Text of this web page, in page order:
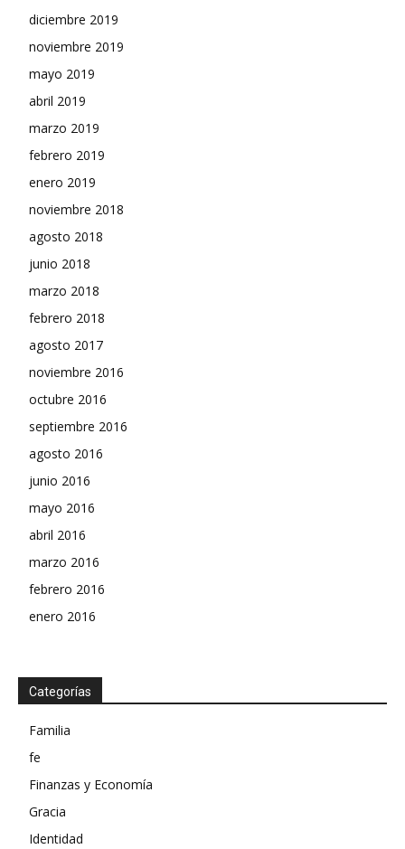
diciembre 2019
noviembre 2019
mayo 2019
abril 2019
marzo 2019
febrero 2019
enero 2019
noviembre 2018
agosto 2018
junio 2018
marzo 2018
febrero 2018
agosto 2017
noviembre 2016
octubre 2016
septiembre 2016
agosto 2016
junio 2016
mayo 2016
abril 2016
marzo 2016
febrero 2016
enero 2016
Categorías
Familia
fe
Finanzas y Economía
Gracia
Identidad